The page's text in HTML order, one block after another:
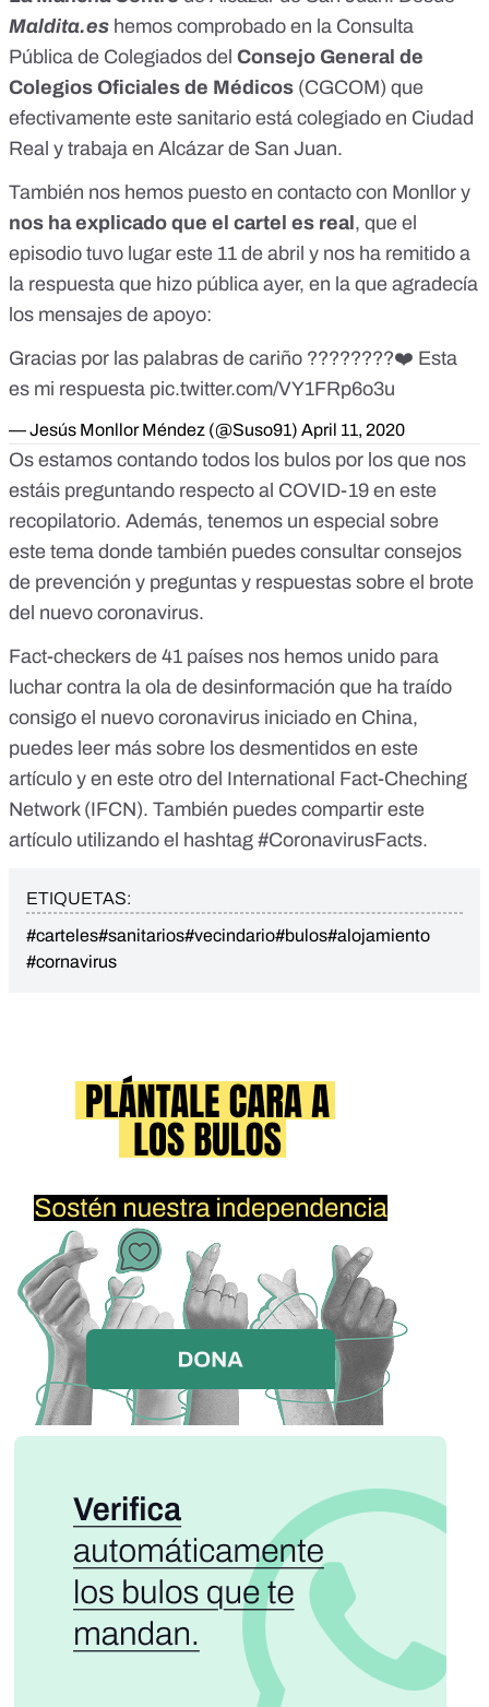
Maldita.es hemos comprobado en la Consulta
Pública de Colegiados del Consejo General de
Colegios Oficiales de Médicos (CGCOM) que
efectivamente este sanitario está colegiado en Ciudad
Real y trabaja en Alcázar de San Juan.
También nos hemos puesto en contacto con Monllor y
nos ha explicado que el cartel es real, que el
episodio tuvo lugar este 11 de abril y nos ha remitido a
la respuesta que hizo pública ayer, en la que agradecía
los mensajes de apoyo:
Gracias por las palabras de cariño ????????❤️ Esta
es mi respuesta pic.twitter.com/VY1FRp6o3u
— Jesús Monllor Méndez (@Suso91) April 11, 2020
Os estamos contando todos los bulos por los que nos
estáis preguntando respecto al COVID-19 en este
recopilatorio. Además, tenemos un especial sobre
este tema donde también puedes consultar consejos
de prevención y preguntas y respuestas sobre el brote
del nuevo coronavirus.
Fact-checkers de 41 países nos hemos unido para
luchar contra la ola de desinformación que ha traído
consigo el nuevo coronavirus iniciado en China,
puedes leer más sobre los desmentidos en este
artículo y en este otro del International Fact-Cheching
Network (IFCN). También puedes compartir este
artículo utilizando el hashtag #CoronavirusFacts.
ETIQUETAS:
#carteles#sanitarios#vecindario#bulos#alojamiento
#cornavirus